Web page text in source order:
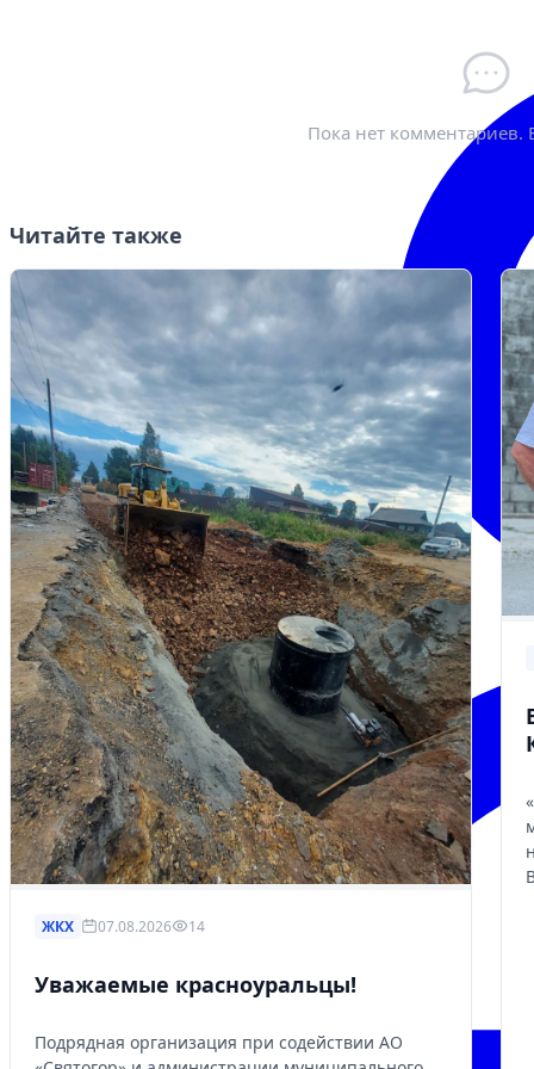
Пока нет комментариев.
Читайте также
ЖКХ 07.08.2026 14
Уважаемые красноуральцы!
Подрядная организация при содействии АО